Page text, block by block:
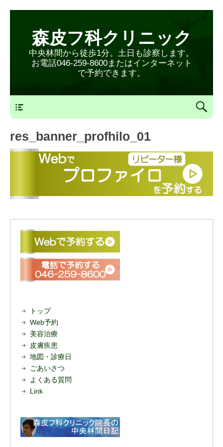
森皮フ科クリニック
中央林間から徒歩1分。土日も診察します。
お電話046-259-8600またはインターネット
で予約できます。
res_banner_profhilo_01
トップ
Web予約
美容治療
皮膚疾患
地図・診療日
ごあいさつ
よくある質問
Link